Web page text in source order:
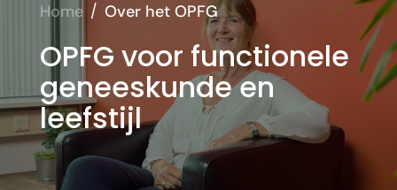
Home / Over het OPFG
OPFG voor functionele
geneeskunde en
leefstijl